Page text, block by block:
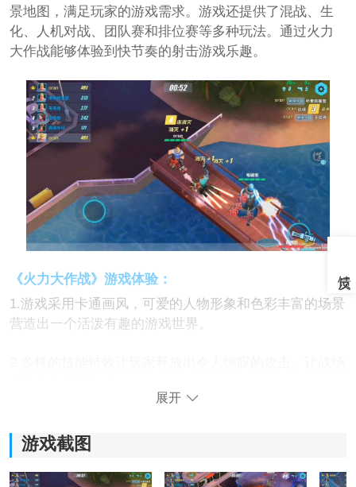
景地图，满足玩家的游戏需求。游戏还提供了混战、生
化、人机对战、团队赛和排位赛等多种玩法。通过火力
大作战能够体验到快节奏的射击游戏乐趣。
《火力大作战》游戏体验：
1.游戏采用卡通画风，可爱的人物形象和色彩丰富的场景
营造出一个活泼有趣的游戏世界。
技能和属性，让玩家根据自己的喜好进行搭配。
4.实时匹配系统使得玩家能够随时与其他玩家展开激烈的
展开
游戏截图